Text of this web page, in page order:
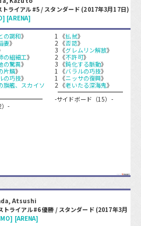
ライアル#5 / スタンダード (2017年3月17日)
[ARENA]
の調和》
妻》
の組細工》
の驚異》
片鱗》
の巧技》
旗艦、スカイソ
）-
1 《払拭》
2 《否認》
3 《グレムリン解放》
2 《不許可》
3 《鈍化する脈動》
1 《バラルの巧技》
1 《ニッサの復興》
2 《老いたる深海鬼》
-サイドボード（15）-
Atsushi
ライアル#6 優勝 / スタンダード (2017年3月
[ARENA]